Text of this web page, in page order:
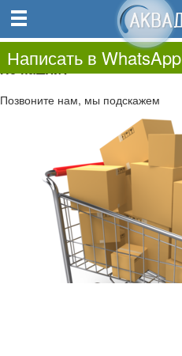
0.00
0
Не нашли?
Позвоните нам, мы подскажем
Написать в WhatsApp